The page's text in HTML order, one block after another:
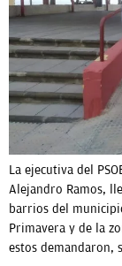
La ejecutiva del
Alejandro Ramos,
barrios del
Primavera y de la
estos demandaron,